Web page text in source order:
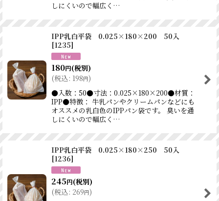
しにくいので幅広く…
IPP乳白平袋 0.025×180×200 50入
[1235]
180円(税別)
(税込: 198円)
●入数：50●寸法：0.025×180×200●材質：
IPP●特徴： 牛乳パンやクリームパンなどにも
オススメの乳白色のIPPパン袋です。 臭いを通
しにくいので幅広く…
IPP乳白平袋 0.025×180×250 50入
[1236]
245円(税別)
(税込: 269円)